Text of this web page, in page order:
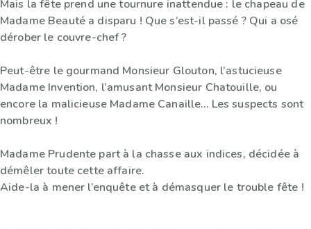
Mais la fête prend une tournure inattendue : le chapeau de
Madame Beauté a disparu ! Que s’est-il passé ? Qui a osé
dérober le couvre-chef ?
Peut-être le gourmand Monsieur Glouton, l’astucieuse
Madame Invention, l’amusant Monsieur Chatouille, ou
encore la malicieuse Madame Canaille… Les suspects sont
nombreux !
Madame Prudente part à la chasse aux indices, décidée à
démêler toute cette affaire.
Aide-la à mener l’enquête et à démasquer le trouble fête !